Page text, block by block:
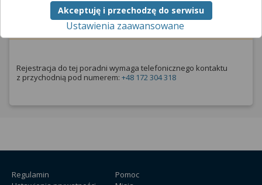
Zarezerwuj wizytę telefonicznie
Rejestracja do tej poradni wymaga telefonicznego kontaktu
z przychodnią pod numerem: +48 172 304 318
Regulamin
Pomoc
obsługi dodatkowych funkcjonalności
usprawniających działanie naszego serwisu,
analizy tego, w jaki sposób korzystasz z naszej
marketingu bezpośredniego i wyświetlania reklam, w
tym reklam spersonalizowanych,
powyższych celach.
Pamiętaj, że wyrażenie zgody jest dobrowolne, a
Akceptuję i przechodzę do serwisu
Ustawienia zaawansowane